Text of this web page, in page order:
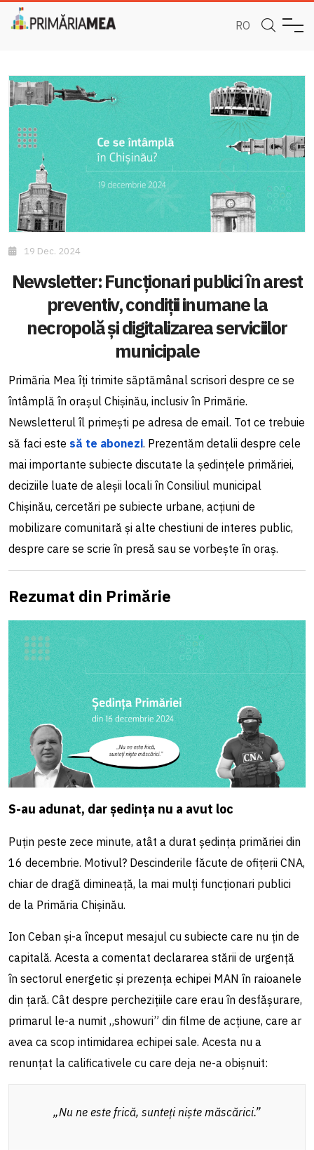
RO
19 Dec. 2024
Newsletter: Funcționari publici în arest
preventiv, condiții inumane la
necropolă și digitalizarea serviciilor
municipale
Primăria Mea îți trimite săptămânal scrisori despre ce se
întâmplă în orașul Chișinău, inclusiv în Primărie.
Newsletterul îl primești pe adresa de email. Tot ce trebuie
să faci este să te abonezi. Prezentăm detalii despre cele
mai importante subiecte discutate la ședințele primăriei,
deciziile luate de aleșii locali în Consiliul municipal
Chișinău, cercetări pe subiecte urbane, acțiuni de
mobilizare comunitară și alte chestiuni de interes public,
despre care se scrie în presă sau se vorbește în oraș.
Rezumat din Primărie
S-au adunat, dar ședința nu a avut loc
Puțin peste zece minute, atât a durat ședința primăriei din
16 decembrie. Motivul? Descinderile făcute de ofițerii CNA,
chiar de dragă dimineață, la mai mulți funcționari publici
de la Primăria Chișinău.
Ion Ceban și-a început mesajul cu subiecte care nu țin de
capitală. Acesta a comentat declararea stării de urgență
în sectorul energetic și prezența echipei MAN în raioanele
din țară. Cât despre perchezițiile care erau în desfășurare,
primarul le-a numit „showuri” din filme de acțiune, care ar
avea ca scop intimidarea echipei sale. Acesta nu a
renunțat la calificativele cu care deja ne-a obișnuit:
„Nu ne este frică, sunteți niște măscărici.”